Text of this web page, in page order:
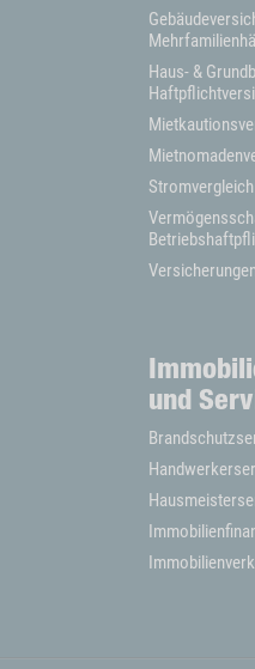
Haus- &
Stromvergleich
und